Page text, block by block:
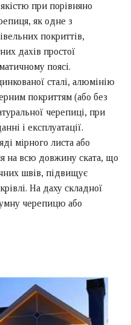
при порівняно
як одне з
покриттів,
дахів простої
поясі.
сталі, алюмінію
покриттям (або без
черепиці, при
і експлуатації.
мірного листа або
на всю довжину ската, що
швів, підвищує
На даху складної
черепицю або